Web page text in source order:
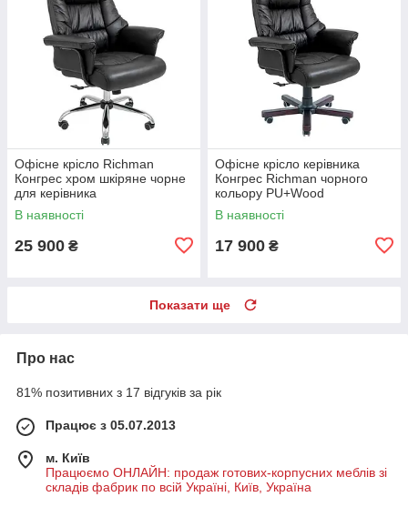
Офісне крісло Richman
Конгрес хром шкіряне чорне
для керівника
В наявності
25 900 ₴
Офісне крісло керівника
Конгрес Richman чорного
кольору PU+Wood
В наявності
17 900 ₴
Показати ще
Про нас
81% позитивних з 17 відгуків за рік
Працює з 05.07.2013
м. Київ
Працюємо ОНЛАЙН: продаж готових-корпусних меблів зі
складів фабрик по всій Україні, Київ, Україна